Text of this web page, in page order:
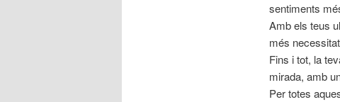
sentiments
Amb els teus
més
Fins i tot, la
mirada, amb
Per totes